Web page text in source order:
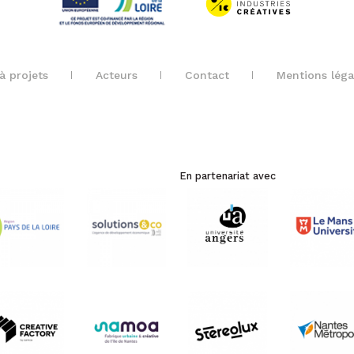
projets Acteurs Contact Mentions
En partenariat avec